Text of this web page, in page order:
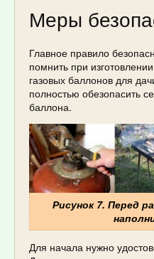
Меры
Главное правило
помнить при
газовых баллонов для
полностью обезопасить
баллона.
Рисунок 7. Перед
Для начала нужно